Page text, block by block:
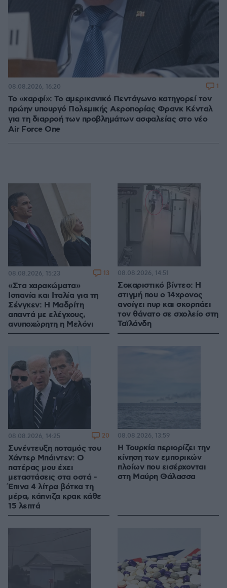
Το «καρφί»: Το αμερικανικό Πεντάγωνο κατηγορεί τον
πρώην υπουργό Πολεμικής Αεροπορίας Φρανκ Κένταλ
για τη διαρροή των προβλημάτων ασφαλείας στο νέο
Air Force One
08.08.2026, 16:20 1
«Στα χαρακώματα»
Ισπανία και Ιταλία για τη
Σένγκεν: Η Μαδρίτη
απαντά με ελέγχους,
ανυποχώρητη η Μελόνι
08.08.2026, 15:23 13
Σοκαριστικό βίντεο: Η
στιγμή που ο 14χρονος
ανοίγει πυρ και σκορπάει
τον θάνατο σε σχολείο στη
Ταϊλάνδη
08.08.2026, 14:51
Συνέντευξη ποταμός του
Χάντερ Μπάιντεν: Ο
πατέρας μου έχει
μεταστάσεις στα οστά -
Έπινα 4 λίτρα βότκα τη
μέρα, κάπνιζα κρακ κάθε
15 λεπτά
08.08.2026, 14:25 20
Η Τουρκία περιορίζει την
κίνηση των εμπορικών
πλοίων που εισέρχονται
στη Μαύρη Θάλασσα
08.08.2026, 13:59